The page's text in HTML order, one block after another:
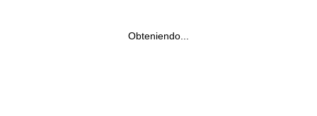
Obteniendo...